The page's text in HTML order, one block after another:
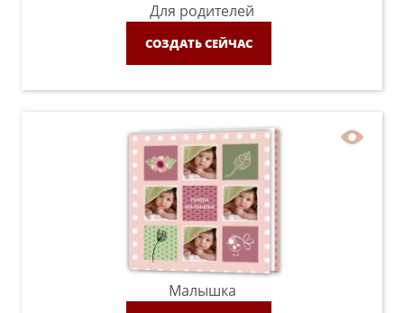
Для родителей
СОЗДАТЬ СЕЙЧАС
Малышка